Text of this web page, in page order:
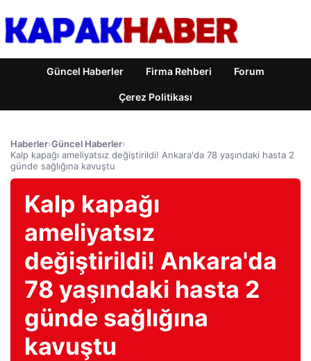
Güncel Haberler Firma Rehberi Forum
Çerez Politikası
Haberler›Güncel Haberler›
Kalp kapağı ameliyatsız değiştirildi! Ankara'da 78 yaşındaki hasta 2
günde sağlığına kavuştu
Kalp kapağı
ameliyatsız
değiştirildi! Ankara'da
78 yaşındaki hasta 2
günde sağlığına
kavuştu